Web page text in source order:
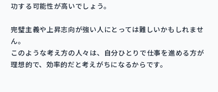
功する可能性が高いでしょう。
完璧主義や上昇志向が強い人にとっては難しいかもしれませ
ん。
このような考え方の人々は、自分ひとりで仕事を進める方が
理想的で、効率的だと考えがちになるからです。